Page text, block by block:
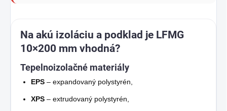
Na akú izoláciu a podklad je LFMG
10×200 mm vhodná?
Tepelnoizolačné materiály
EPS – expandovaný polystyrén,
XPS – extrudovaný polystyrén,